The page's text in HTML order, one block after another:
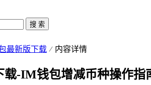
搜 索
最新版下载 内容详情
载-IM钱包增减币种操作指